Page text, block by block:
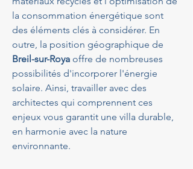
la consommation énergétique sont
des éléments clés à considérer. En
outre, la position géographique de
Breil-sur-Roya offre de nombreuses
possibilités d'incorporer l'énergie
solaire. Ainsi, travailler avec des
architectes qui comprennent ces
enjeux vous garantit une villa durable,
en harmonie avec la nature
environnante.